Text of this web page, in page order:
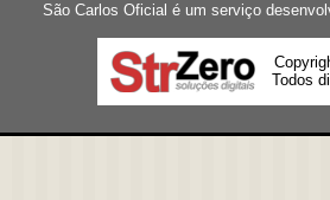
São Carlos Oficial é um serviço
Todos